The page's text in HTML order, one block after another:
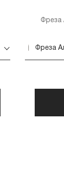
Фреза